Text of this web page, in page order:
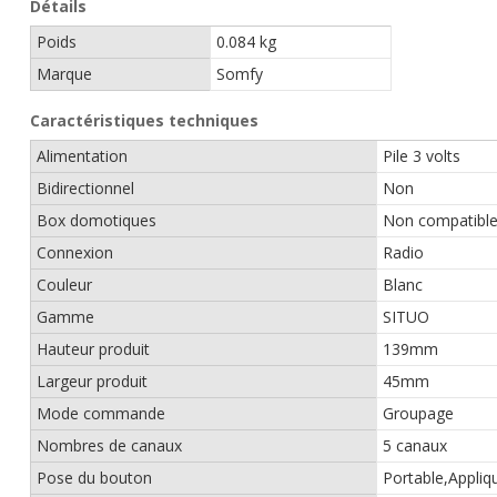
Détails
Poids
0.084 kg
Marque
Somfy
Caractéristiques techniques
Alimentation
Pile 3 volts
Bidirectionnel
Non
Box domotiques
Non compatible
Connexion
Radio
Couleur
Blanc
Gamme
SITUO
Hauteur produit
139mm
Largeur produit
45mm
Mode commande
Groupage
Nombres de canaux
5 canaux
Pose du bouton